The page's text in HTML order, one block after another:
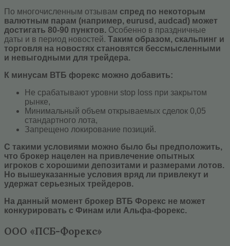
По многочисленным отзывам спред по некоторым
валютным парам (например, eurusd, audcad) может
достигать 80-90 пунктов. Особенно в праздничные
даты и в период новостей. Таким образом, скальпинг и
торговля на новостях становятся бессмысленными
и невыгодными для трейдера.
К минусам ВТБ форекс можно добавить:
Не срабатывают уровни stop loss при закрытом
рынке,
Минимальный объем открываемых сделок 0,05
стандартного лота,
Запрещено локирование позиций.
С такими условиями можно было бы предположить,
что брокер нацелен на привлечение опытных
игроков с хорошими депозитами и размерами лотов.
Но вышеуказанные условия вряд ли привлекут и
удержат серьезных трейдеров.
На данный момент брокер ВТБ Форекс не может
конкурировать с Финам или Альфа-форекс.
ООО «ПСБ-Форекс»